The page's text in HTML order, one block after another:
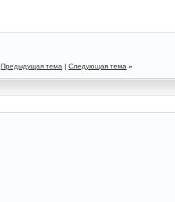
Предыдущая тема | Следующая тема »